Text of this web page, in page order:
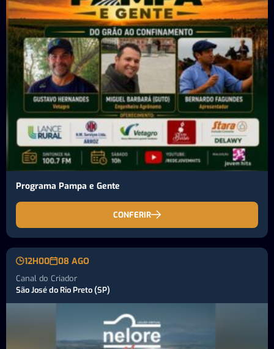
Programa Pampa e Gente
CONFERIR
12H00 08 AGO
Canal do Criador
São José do Rio Preto (SP)